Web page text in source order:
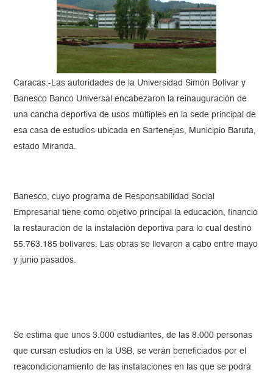
Caracas.-Las autoridades de la Universidad Simón Bolívar y
Banesco Banco Universal encabezaron la reinauguración de
una cancha deportiva de usos múltiples en la sede principal de
esa casa de estudios ubicada en Sartenejas, Municipio Baruta,
estado Miranda.
Banesco, cuyo programa de Responsabilidad Social
Empresarial tiene como objetivo principal la educación, financió
la restauración de la instalación deportiva para lo cual destinó
55.763.185 bolívares. Las obras se llevaron a cabo entre mayo
y junio pasados.
Se estima que unos 3.000 estudiantes, de las 8.000 personas
que cursan estudios en la USB, se verán beneficiados por el
reacondicionamiento de las instalaciones en las que se podrá